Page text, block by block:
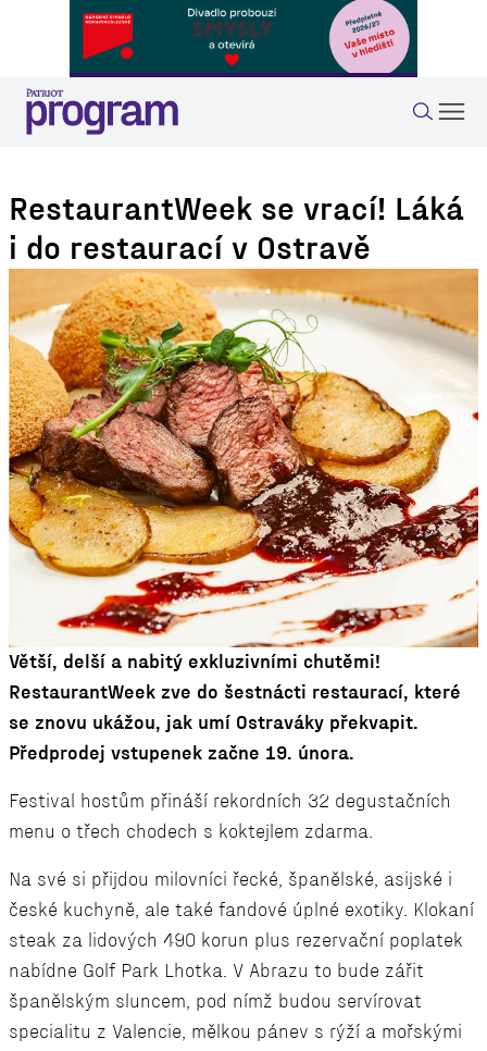
RestaurantWeek se vrací! Láká
i do restaurací v Ostravě
Větší, delší a nabitý exkluzivními chutěmi!
RestaurantWeek zve do šestnácti restaurací, které
se znovu ukážou, jak umí Ostraváky překvapit.
Předprodej vstupenek začne 19. února.
Festival hostům přináší rekordních 32 degustačních
menu o třech chodech s koktejlem zdarma.
Na své si přijdou milovníci řecké, španělské, asijské i
české kuchyně, ale také fandové úplné exotiky. Klokaní
steak za lidových 490 korun plus rezervační poplatek
nabídne Golf Park Lhotka. V Abrazu to bude zářit
španělským sluncem, pod nímž budou servírovat
specialitu z Valencie, mělkou pánev s rýží a mořskými